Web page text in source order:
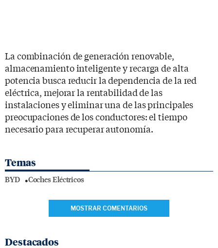
La combinación de generación renovable,
almacenamiento inteligente y recarga de alta
potencia busca reducir la dependencia de la red
eléctrica, mejorar la rentabilidad de las
instalaciones y eliminar una de las principales
preocupaciones de los conductores: el tiempo
necesario para recuperar autonomía.
Temas
BYD Coches Eléctricos
MOSTRAR COMENTARIOS
Destacados